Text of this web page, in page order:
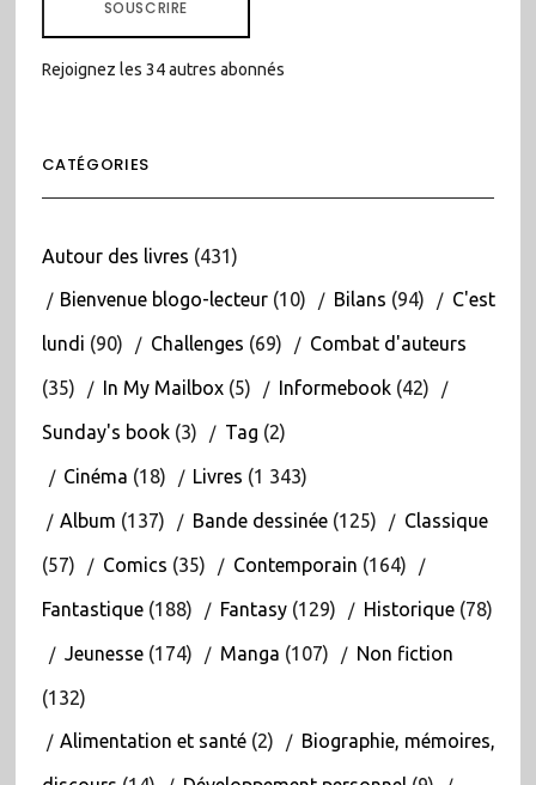
SOUSCRIRE
Rejoignez les 34 autres abonnés
CATÉGORIES
Autour des livres (431)
Bienvenue blogo-lecteur(10) Bilans (94) C'est
lundi (90) Challenges (69) Combat d'auteurs
(35) In My Mailbox(5) Informebook(42)
Sunday's book(3) Tag (2)
Cinéma (18) Livres (1 343)
Album (137) Bande dessinée(125) Classique
(57) Comics (35) Contemporain (164)
Fantastique(188) Fantasy(129) Historique(78)
Jeunesse(174) Manga (107) Non fiction
(132)
Alimentation et santé(2) Biographie, mémoires,